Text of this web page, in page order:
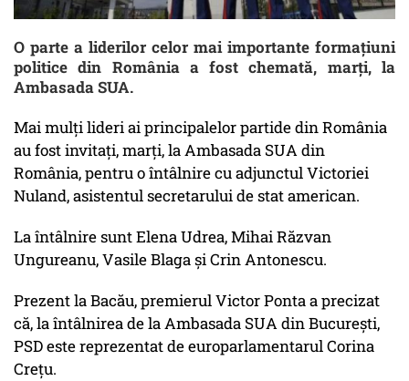
O parte a liderilor celor mai importante formațiuni
politice din România a fost chemată, marți, la
Ambasada SUA.
Mai mulți lideri ai principalelor partide din România
au fost invitaţi, marți, la Ambasada SUA din
România, pentru o întâlnire cu adjunctul Victoriei
Nuland, asistentul secretarului de stat american.
La întâlnire sunt Elena Udrea, Mihai Răzvan
Ungureanu, Vasile Blaga şi Crin Antonescu.
Prezent la Bacău, premierul Victor Ponta a precizat
că, la întâlnirea de la Ambasada SUA din București,
PSD este reprezentat de europarlamentarul Corina
Crețu.